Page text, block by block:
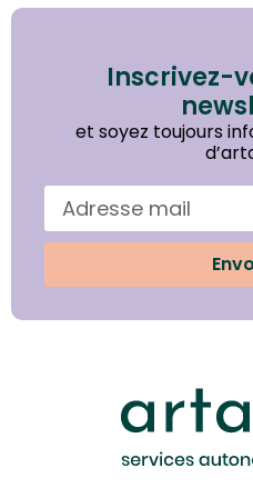
Inscrivez-
et soyez toujours